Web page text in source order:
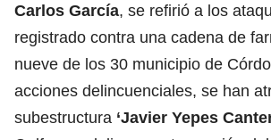
Carlos García, se refirió a los
registrado contra una cadena de
nueve de los 30 municipio de
acciones delincuenciales, se han
subestructura ‘Javier Yepes